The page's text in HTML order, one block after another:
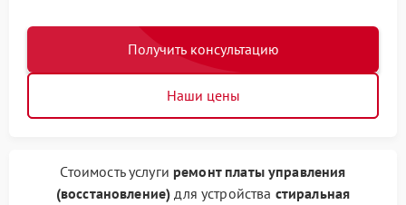
Получить консультацию
Наши цены
Стоимость услуги ремонт платы управления
(восстановление) для устройства стиральная